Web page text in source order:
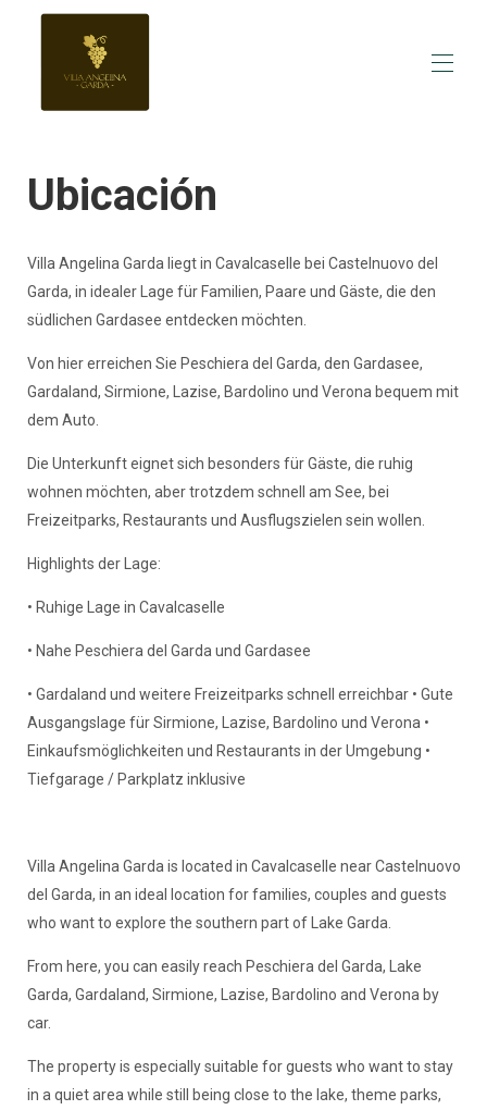
Descripción general
Calendario de ocupación
opiniones
Contacto
Precios
Ubicación
Villa Angelina Garda liegt in Cavalcaselle bei Castelnuovo del
Garda, in idealer Lage für Familien, Paare und Gäste, die den
südlichen Gardasee entdecken möchten.
Von hier erreichen Sie Peschiera del Garda, den Gardasee,
Gardaland, Sirmione, Lazise, Bardolino und Verona bequem mit
dem Auto.
Die Unterkunft eignet sich besonders für Gäste, die ruhig
wohnen möchten, aber trotzdem schnell am See, bei
Freizeitparks, Restaurants und Ausflugszielen sein wollen.
Highlights der Lage:
• Ruhige Lage in Cavalcaselle
• Nahe Peschiera del Garda und Gardasee
• Gardaland und weitere Freizeitparks schnell erreichbar • Gute
Ausgangslage für Sirmione, Lazise, Bardolino und Verona •
Einkaufsmöglichkeiten und Restaurants in der Umgebung •
Tiefgarage / Parkplatz inklusive
Villa Angelina Garda is located in Cavalcaselle near Castelnuovo
del Garda, in an ideal location for families, couples and guests
who want to explore the southern part of Lake Garda.
From here, you can easily reach Peschiera del Garda, Lake
Garda, Gardaland, Sirmione, Lazise, Bardolino and Verona by
car.
The property is especially suitable for guests who want to stay
in a quiet area while still being close to the lake, theme parks,